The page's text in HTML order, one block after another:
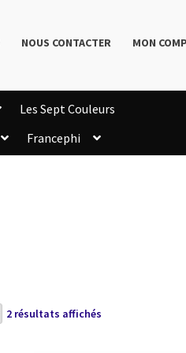
NOUS CONTACTER MON
Les Sept Couleurs
Francephi
2 résultats affichésTrié